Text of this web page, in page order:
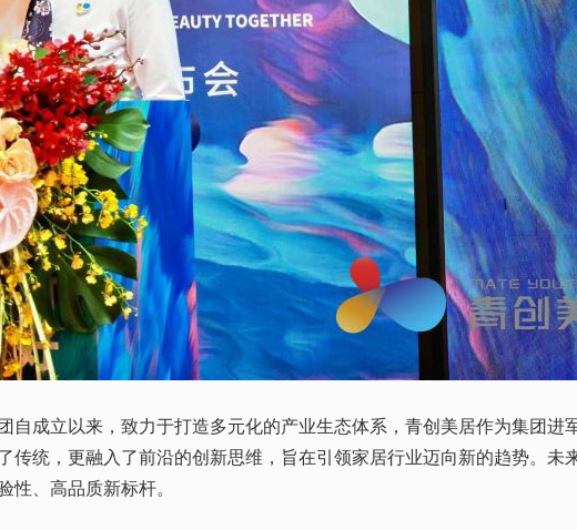
立以来，致力于打造多元化的产业生态体系，青创美居作为集团进
统，更融入了前沿的创新思维，旨在引领家居行业迈向新的趋势。未
性、高品质新标杆。